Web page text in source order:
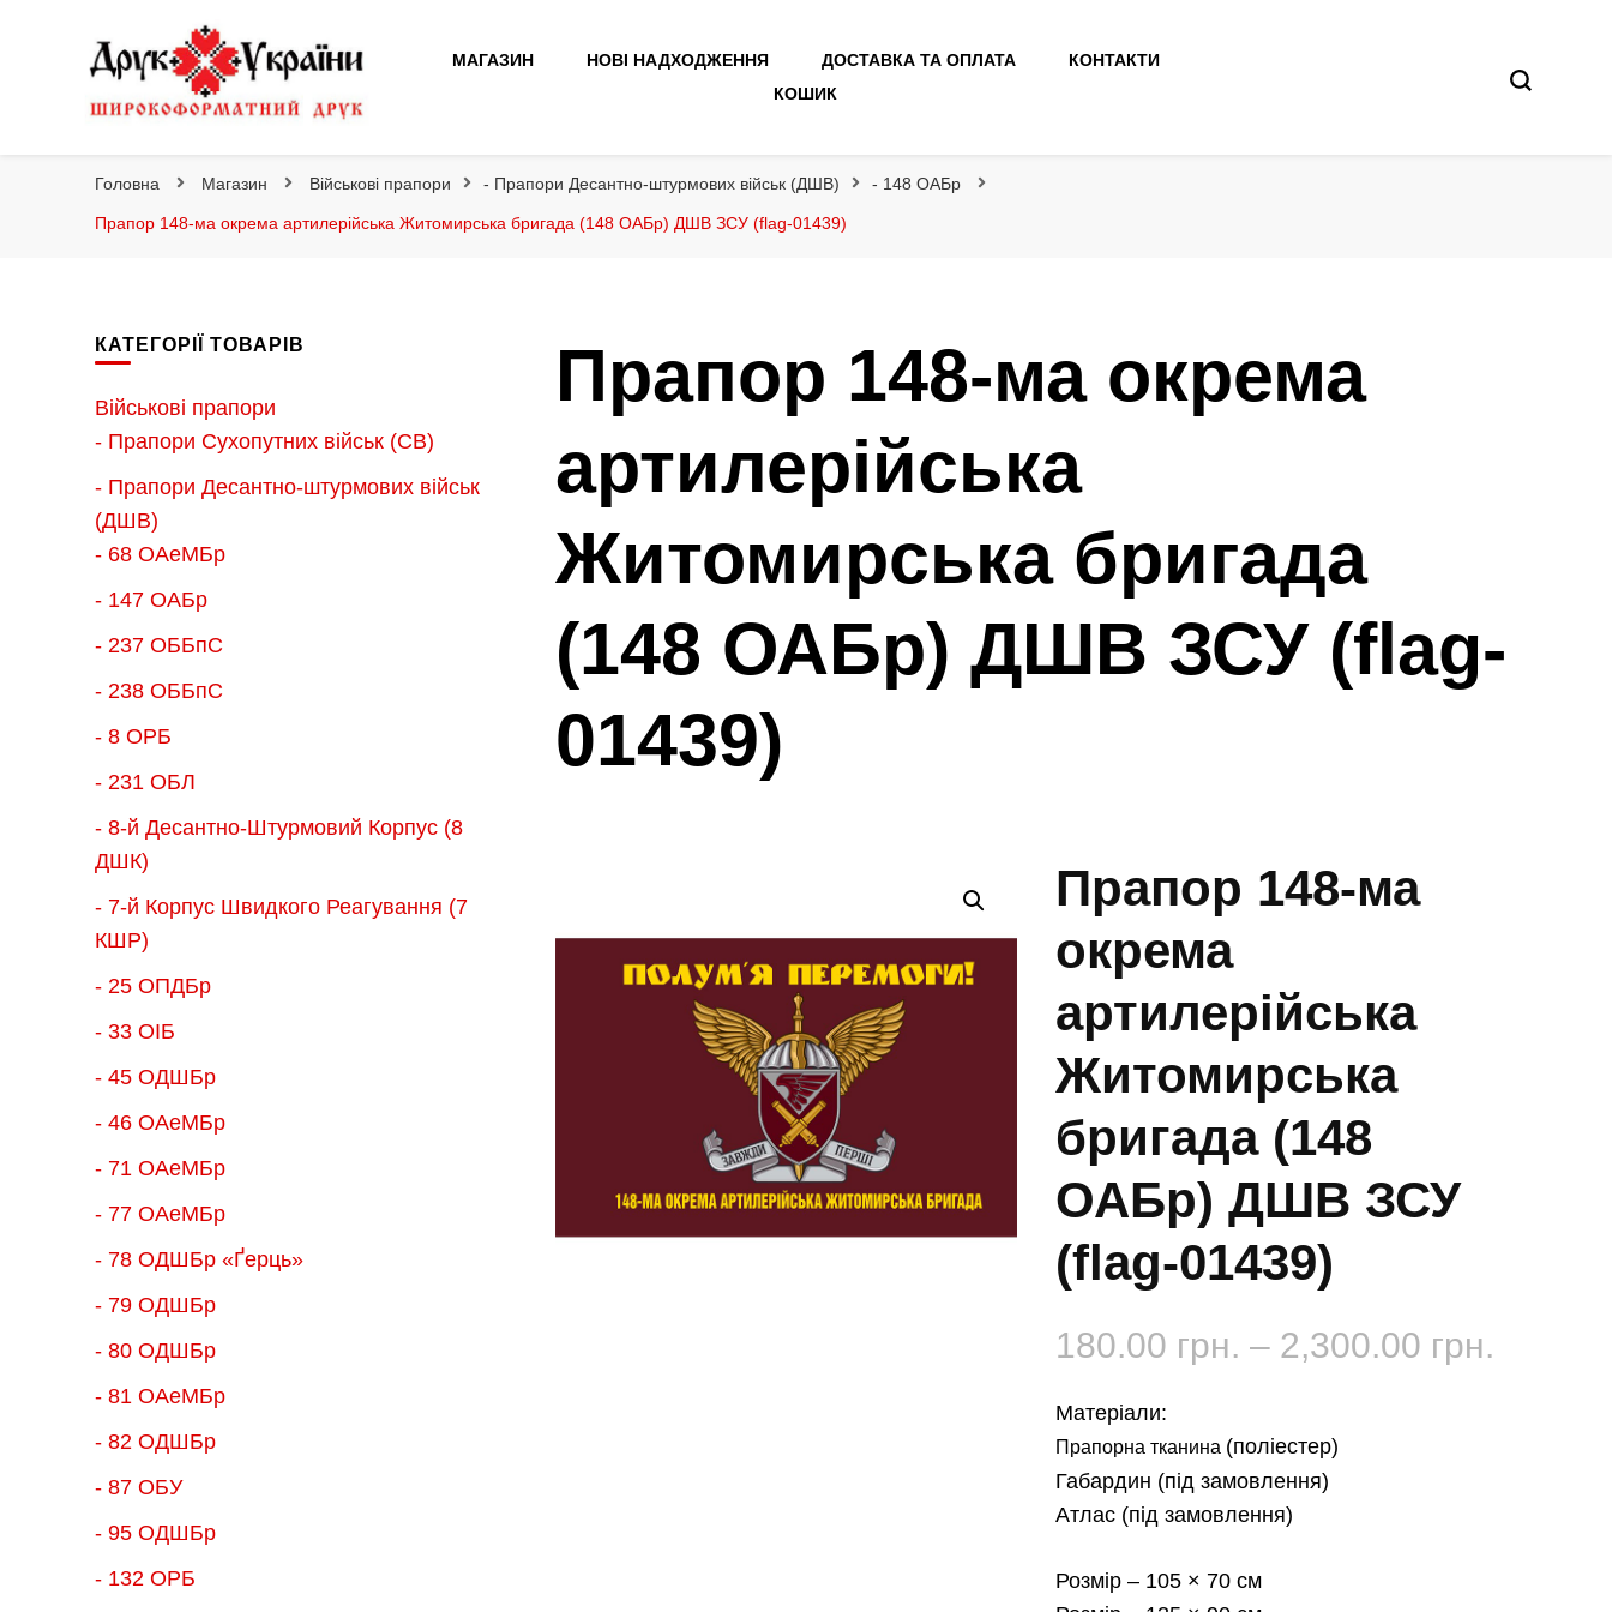
Друк України
МАГАЗИН НОВІ НАДХОДЖЕННЯ ДОСТАВКА ТА ОПЛАТА
КОНТАКТИ
КОШИК
Головна Магазин Військові прапори - Прапори Десантно-штурмових військ (ДШВ) - 148 ОАБр
Прапор 148-ма окрема артилерійська Житомирська бригада (148 ОАБр) ДШВ ЗСУ (flag-01439)
Прапор 148-ма окрема
артилерійська
Житомирська бригада
(148 ОАБр) ДШВ ЗСУ (flag-
01439)
Прапор 148-ма
окрема
артилерійська
Житомирська
бригада (148
ОАБр) ДШВ ЗСУ
(flag-01439)
180.00 грн. – 2,300.00 грн.
Матеріали:
Прапорна тканина (поліестер)
Габардин (під замовлення)
Атлас (під замовлення)
Розмір – 105 × 70 см
КАТЕГОРІЇ ТОВАРІВ
Військові прапори
- Прапори Сухопутних військ (СВ)
- Прапори Десантно-штурмових військ
(ДШВ)
- 68 ОАеМБр
- 147 ОАБр
- 237 ОББпС
- 238 ОББпС
- 8 ОРБ
- 231 ОБЛ
- 8-й Десантно-Штурмовий Корпус (8
ДШК)
- 7-й Корпус Швидкого Реагування (7
КШР)
- 25 ОПДБр
- 33 ОІБ
- 45 ОДШБр
- 46 ОАеМБр
- 71 ОАеМБр
- 77 ОАеМБр
- 78 ОДШБр «Ґерць»
- 79 ОДШБр
- 80 ОДШБр
- 81 ОАеМБр
- 82 ОДШБр
- 87 ОБУ
- 95 ОДШБр
- 132 ОРБ